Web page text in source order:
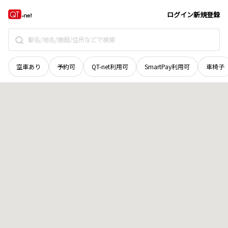
ログイン新規登録
空車あり 予約可 QT-net利用可 SmartPay利用可 車椅子
岩手県